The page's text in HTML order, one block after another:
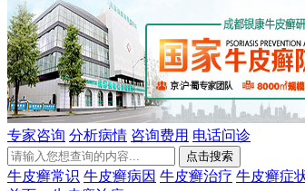
专家咨询 分析病情 咨询费用 电话问诊
牛皮癣常识 牛皮癣病因 牛皮癣治疗 牛皮癣症